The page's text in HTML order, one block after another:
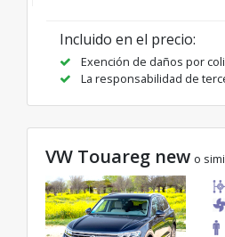
Incluido en el precio:
Exención de daños por
La responsabilidad de
VW Touareg new o